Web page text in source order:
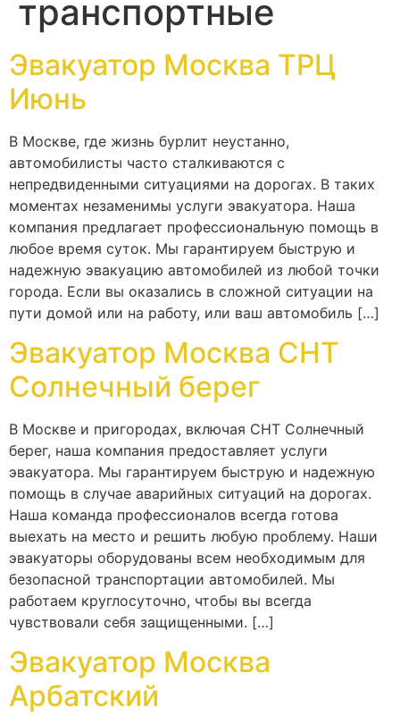
транспортные
Эвакуатор Москва ТРЦ
Июнь
В Москве, где жизнь бурлит неустанно,
автомобилисты часто сталкиваются с
непредвиденными ситуациями на дорогах. В таких
моментах незаменимы услуги эвакуатора. Наша
компания предлагает профессиональную помощь в
любое время суток. Мы гарантируем быструю и
надежную эвакуацию автомобилей из любой точки
города. Если вы оказались в сложной ситуации на
пути домой или на работу, или ваш автомобиль […]
Эвакуатор Москва СНТ
Солнечный берег
В Москве и пригородах, включая СНТ Солнечный
берег, наша компания предоставляет услуги
эвакуатора. Мы гарантируем быструю и надежную
помощь в случае аварийных ситуаций на дорогах.
Наша команда профессионалов всегда готова
выехать на место и решить любую проблему. Наши
эвакуаторы оборудованы всем необходимым для
безопасной транспортации автомобилей. Мы
работаем круглосуточно, чтобы вы всегда
чувствовали себя защищенными. […]
Эвакуатор Москва
Арбатский